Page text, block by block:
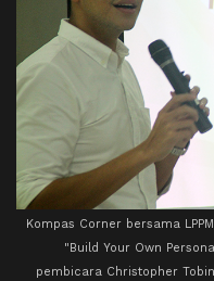
Kompas Corner bersama
"Build Your Own
pembicara Christopher